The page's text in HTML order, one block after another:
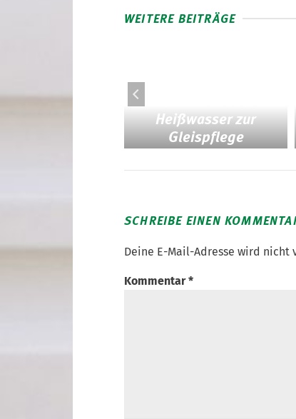
WEITERE BEITRÄGE
Heißwasser zur
Gleispflege
SCHREIBE EINEN
Deine E-Mail-Adresse wird nicht
Kommentar*